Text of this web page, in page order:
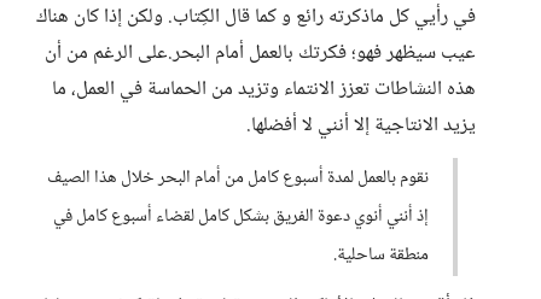
في رأيي كل ماذكرته رائع و كما قال الكِتاب. ولكن إذا كان هناك
عيب سيظهر فهو؛ فكرتك بالعمل أمام البحر.على الرغم من أن
هذه النشاطات تعزز الانتماء وتزيد من الحماسة في العمل، ما
يزيد الانتاجية إلا أنني لا أفضلها.
نقوم بالعمل لمدة أسبوع كامل من أمام البحر خلال هذا الصيف
إذ أنني أنوي دعوة الفريق بشكل كامل لقضاء أسبوع كامل في
منطقة ساحلية.